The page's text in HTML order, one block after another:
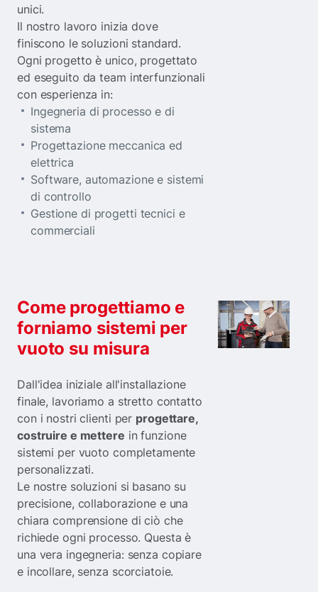
unici.
Il nostro lavoro inizia dove
finiscono le soluzioni standard.
Ogni progetto è unico, progettato
ed eseguito da team interfunzionali
con esperienza in:
Ingegneria di processo e di
sistema
Progettazione meccanica ed
elettrica
Software, automazione e sistemi
di controllo
Gestione di progetti tecnici e
commerciali
Come progettiamo e
forniamo sistemi per
vuoto su misura
Dall'idea iniziale all'installazione
finale, lavoriamo a stretto contatto
con i nostri clienti per progettare,
costruire e mettere in funzione
sistemi per vuoto completamente
personalizzati.
Le nostre soluzioni si basano su
precisione, collaborazione e una
chiara comprensione di ciò che
richiede ogni processo. Questa è
una vera ingegneria: senza copiare
e incollare, senza scorciatoie.